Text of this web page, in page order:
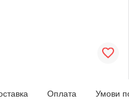
Оплата Умови